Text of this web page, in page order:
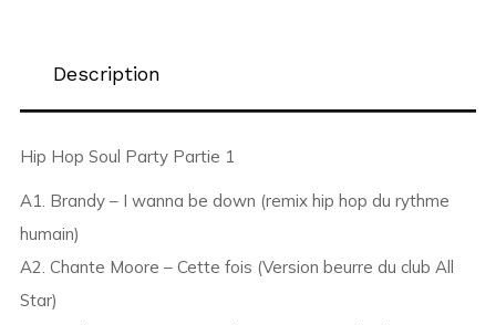
Description
Hip Hop Soul Party Partie 1
A1. Brandy – I wanna be down (remix hip hop du rythme
humain)
A2. Chante Moore – Cette fois (Version beurre du club All
Star)